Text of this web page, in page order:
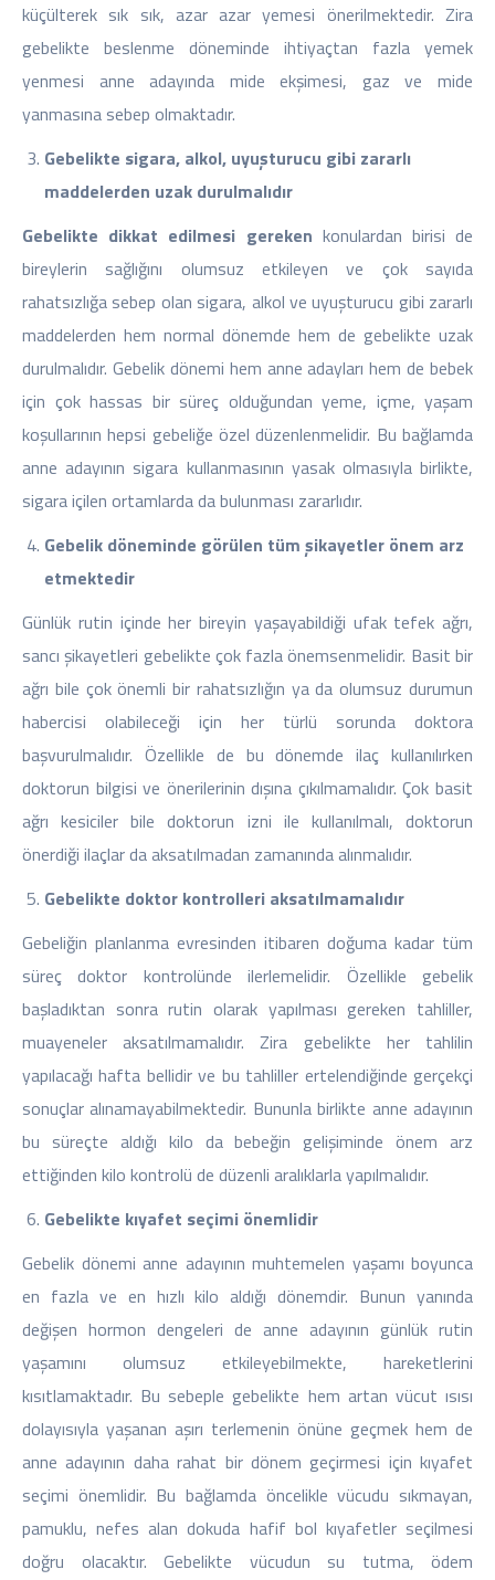
küçülterek sık sık, azar azar yemesi önerilmektedir. Zira
gebelikte beslenme döneminde ihtiyaçtan fazla yemek
yenmesi anne adayında mide ekşimesi, gaz ve mide
yanmasına sebep olmaktadır.
Gebelikte sigara, alkol, uyuşturucu gibi zararlı
maddelerden uzak durulmalıdır
Gebelikte dikkat edilmesi gereken konulardan birisi de
bireylerin sağlığını olumsuz etkileyen ve çok sayıda
rahatsızlığa sebep olan sigara, alkol ve uyuşturucu gibi zararlı
maddelerden hem normal dönemde hem de gebelikte uzak
durulmalıdır. Gebelik dönemi hem anne adayları hem de bebek
için çok hassas bir süreç olduğundan yeme, içme, yaşam
koşullarının hepsi gebeliğe özel düzenlenmelidir. Bu bağlamda
anne adayının sigara kullanmasının yasak olmasıyla birlikte,
sigara içilen ortamlarda da bulunması zararlıdır.
Gebelik döneminde görülen tüm şikayetler önem arz
etmektedir
Günlük rutin içinde her bireyin yaşayabildiği ufak tefek ağrı,
sancı şikayetleri gebelikte çok fazla önemsenmelidir. Basit bir
ağrı bile çok önemli bir rahatsızlığın ya da olumsuz durumun
habercisi olabileceği için her türlü sorunda doktora
başvurulmalıdır. Özellikle de bu dönemde ilaç kullanılırken
doktorun bilgisi ve önerilerinin dışına çıkılmamalıdır. Çok basit
ağrı kesiciler bile doktorun izni ile kullanılmalı, doktorun
önerdiği ilaçlar da aksatılmadan zamanında alınmalıdır.
Gebelikte doktor kontrolleri aksatılmamalıdır
Gebeliğin planlanma evresinden itibaren doğuma kadar tüm
süreç doktor kontrolünde ilerlemelidir. Özellikle gebelik
başladıktan sonra rutin olarak yapılması gereken tahliller,
muayeneler aksatılmamalıdır. Zira gebelikte her tahlilin
yapılacağı hafta bellidir ve bu tahliller ertelendiğinde gerçekçi
sonuçlar alınamayabilmektedir. Bununla birlikte anne adayının
bu süreçte aldığı kilo da bebeğin gelişiminde önem arz
ettiğinden kilo kontrolü de düzenli aralıklarla yapılmalıdır.
Gebelikte kıyafet seçimi önemlidir
Gebelik dönemi anne adayının muhtemelen yaşamı boyunca
en fazla ve en hızlı kilo aldığı dönemdir. Bunun yanında
değişen hormon dengeleri de anne adayının günlük rutin
yaşamını olumsuz etkileyebilmekte, hareketlerini
kısıtlamaktadır. Bu sebeple gebelikte hem artan vücut ısısı
dolayısıyla yaşanan aşırı terlemenin önüne geçmek hem de
anne adayının daha rahat bir dönem geçirmesi için kıyafet
seçimi önemlidir. Bu bağlamda öncelikle vücudu sıkmayan,
pamuklu, nefes alan dokuda hafif bol kıyafetler seçilmesi
doğru olacaktır. Gebelikte vücudun su tutma, ödem